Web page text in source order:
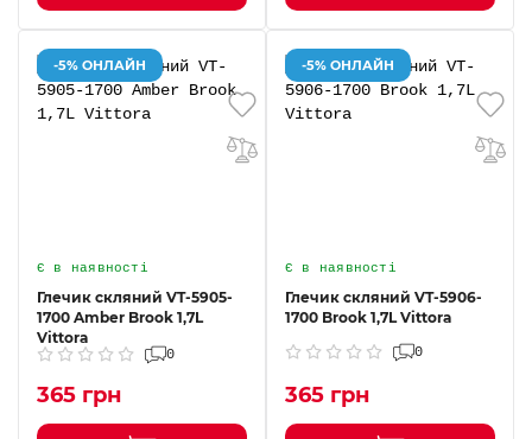
-5% ОНЛАЙН
Є в наявності
Глечик скляний VT-5905-
1700 Amber Brook 1,7L
Vittora
0
365 грн
-5% ОНЛАЙН
Є в наявності
Глечик скляний VT-5906-
1700 Brook 1,7L Vittora
0
365 грн